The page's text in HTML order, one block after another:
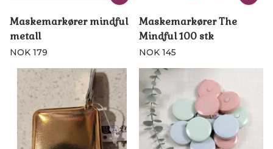
Maskemarkører mindful
metall
NOK 179
Maskemarkører The
Mindful 100 stk
NOK 145